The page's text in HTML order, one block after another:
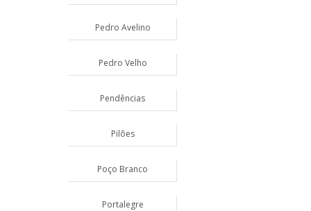
Pedro Avelino
Pedro Velho
Pendências
Pilões
Poço Branco
Portalegre